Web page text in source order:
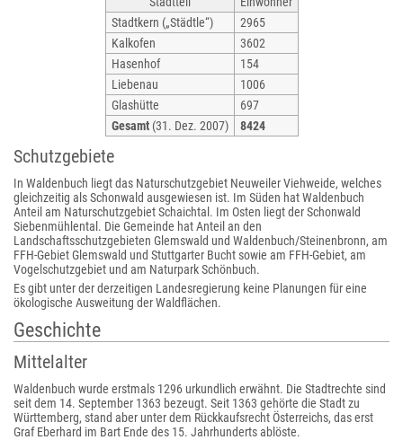
Stadtkern („Städtle“)
2965
Kalkofen
3602
Hasenhof
154
Liebenau
1006
Glashütte
697
Gesamt (31. Dez. 2007) 8424
Schutzgebiete
In Waldenbuch liegt das Naturschutzgebiet Neuweiler Viehweide, welches
gleichzeitig als Schonwald ausgewiesen ist. Im Süden hat Waldenbuch
Anteil am Naturschutzgebiet Schaichtal. Im Osten liegt der Schonwald
Siebenmühlental. Die Gemeinde hat Anteil an den
Landschaftsschutzgebieten Glemswald und Waldenbuch/Steinenbronn, am
FFH-Gebiet Glemswald und Stuttgarter Bucht sowie am FFH-Gebiet, am
Vogelschutzgebiet und am Naturpark Schönbuch.
Es gibt unter der derzeitigen Landesregierung keine Planungen für eine
ökologische Ausweitung der Waldflächen.
Geschichte
Mittelalter
Waldenbuch wurde erstmals 1296 urkundlich erwähnt. Die Stadtrechte sind
seit dem 14. September 1363 bezeugt. Seit 1363 gehörte die Stadt zu
Württemberg, stand aber unter dem Rückkaufsrecht Österreichs, das erst
Graf Eberhard im Bart Ende des 15. Jahrhunderts ablöste.